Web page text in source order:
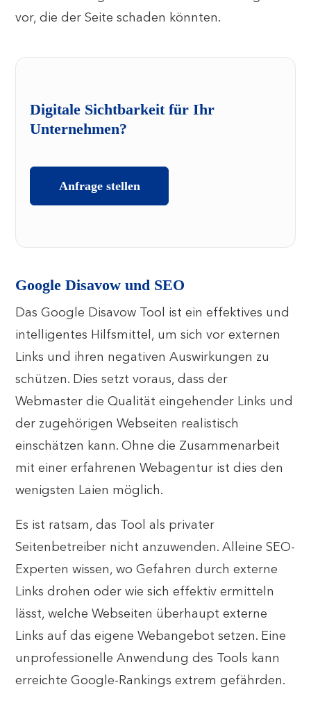
vor, die der Seite schaden könnten.
Digitale Sichtbarkeit für Ihr
Unternehmen?
Anfrage stellen
Google Disavow und SEO
Das Google Disavow Tool ist ein effektives und
intelligentes Hilfsmittel, um sich vor externen
Links und ihren negativen Auswirkungen zu
schützen. Dies setzt voraus, dass der
Webmaster die Qualität eingehender Links und
der zugehörigen Webseiten realistisch
einschätzen kann. Ohne die Zusammenarbeit
mit einer erfahrenen Webagentur ist dies den
wenigsten Laien möglich.
Es ist ratsam, das Tool als privater
Seitenbetreiber nicht anzuwenden. Alleine SEO-
Experten wissen, wo Gefahren durch externe
Links drohen oder wie sich effektiv ermitteln
lässt, welche Webseiten überhaupt externe
Links auf das eigene Webangebot setzen. Eine
unprofessionelle Anwendung des Tools kann
erreichte Google-Rankings extrem gefährden.